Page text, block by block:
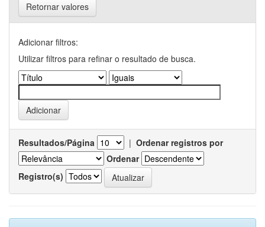
Retornar valores
Adicionar filtros:
Utilizar filtros para refinar o resultado de busca.
Resultados/Página | Ordenar registros por
Ordenar
Registro(s)